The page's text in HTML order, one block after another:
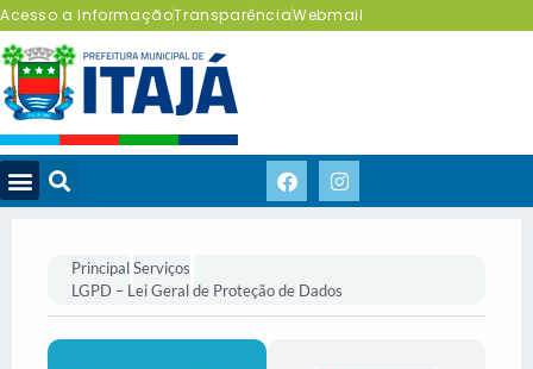
Acesso a InformaçãoTransparênciaWebmail
PrincipalServiços
LGPD – Lei Geral de Proteção de Dados